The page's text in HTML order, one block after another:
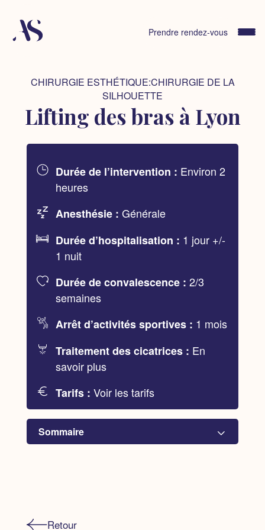
content
Prendre rendez-vous
CHIRURGIE ESTHÉTIQUE:CHIRURGIE DE LA
SILHOUETTE
Lifting des bras à Lyon
Retour
Sommaire
Avant, pendant, après...
Durée de l’intervention : Environ 2
heures
Anesthésie : Générale
Durée d’hospitalisation : 1 jour +/-
1 nuit
Durée de convalescence : 2/3
semaines
Arrêt d’activités sportives : 1 mois
Traitement des cicatrices : En
savoir plus
Tarifs : Voir les tarifs